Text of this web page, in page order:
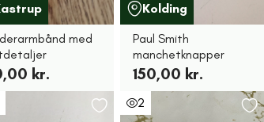
med
kr.
Kolding
Paul Smith
manchetknapper
150,00 kr.
2